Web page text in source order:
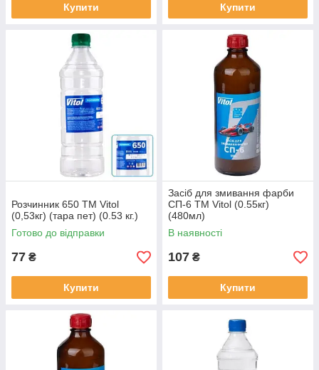
Купити Купити
Розчинник 650 ТМ Vitol
(0,53кг) (тара пет) (0.53 кг.)
Готово до відправки
77 ₴
Купити
Засіб для змивання фарби
СП-6 ТМ Vitol (0.55кг)
(480мл)
В наявності
107 ₴
Купити